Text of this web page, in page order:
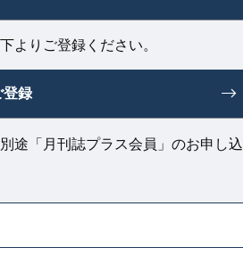
よりご登録ください。
登録
途「月刊誌プラス会員」のお申し込